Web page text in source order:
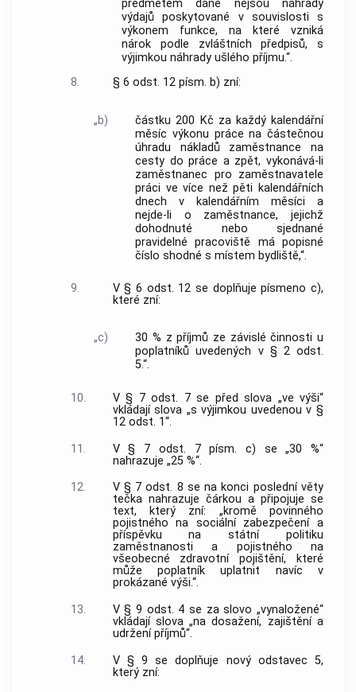
předmětem daně nejsou náhrady
výdajů poskytované v souvislosti s
výkonem funkce, na které vzniká
nárok podle zvláštních předpisů, s
výjimkou náhrady ušlého příjmu.“.
8.
§ 6 odst. 12 písm. b) zní:
„b)
částku 200 Kč za každý kalendářní
měsíc výkonu práce na částečnou
úhradu nákladů zaměstnance na
cesty do práce a zpět, vykonává-li
zaměstnanec pro zaměstnavatele
práci ve více než pěti kalendářních
dnech v kalendářním měsíci a
nejde-li o zaměstnance, jejichž
dohodnuté nebo sjednané
pravidelné pracoviště má popisné
číslo shodné s místem bydliště,“.
9.
V § 6 odst. 12 se doplňuje písmeno c),
které zní:
„c)
30 % z příjmů ze závislé činnosti u
poplatníků uvedených v § 2 odst.
5.“.
10.
V § 7 odst. 7 se před slova „ve výši“
vkládají slova „s výjimkou uvedenou v §
12 odst. 1“.
11.
V § 7 odst. 7 písm. c) se „30 %“
nahrazuje „25 %“.
12.
V § 7 odst. 8 se na konci poslední věty
tečka nahrazuje čárkou a připojuje se
text, který zní: „kromě povinného
pojistného na sociální zabezpečení a
příspěvku na státní politiku
zaměstnanosti a pojistného na
všeobecné zdravotní pojištění, které
může poplatník uplatnit navíc v
prokázané výši.“.
13.
V § 9 odst. 4 se za slovo „vynaložené“
vkládají slova „na dosažení, zajištění a
udržení příjmů“.
14.
V § 9 se doplňuje nový odstavec 5,
který zní: